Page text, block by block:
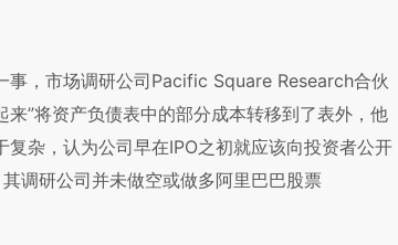
事，市场调研公司Pacific Square Research合伙
”将资产负债表中的部分成本转移到了表外，他
杂，认为公司早在IPO之初就应该向投资者公开
调研公司并未做空或做多阿里巴巴股票